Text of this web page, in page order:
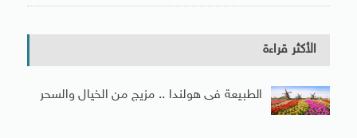
الأكثر قراءة
الطبيعة فى هولندا .. مزيج من الخيال والسحر